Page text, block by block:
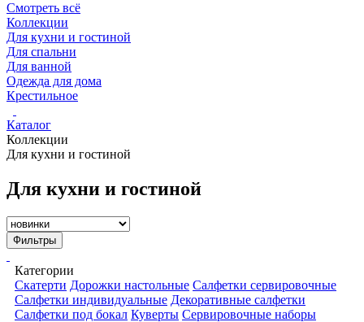
Смотреть всё
Коллекции
Для кухни и гостиной
Для спальни
Для ванной
Одежда для дома
Крестильное
Каталог
Коллекции
Для кухни и гостиной
Для кухни и гостиной
Фильтры
Категории
Скатерти Дорожки настольные Салфетки сервировочные
Салфетки индивидуальные Декоративные салфетки
Салфетки под бокал Куверты Сервировочные наборы